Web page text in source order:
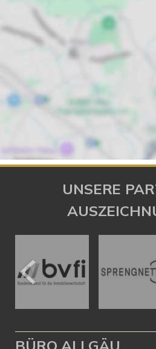
UNSERE
BÜRO ALLGÄU